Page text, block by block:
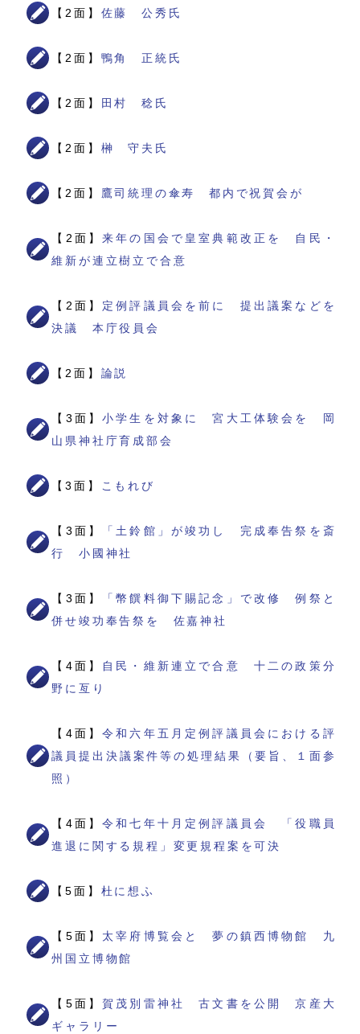
【2面】 佐藤 公秀氏
【2面】 鴨角 正統氏
【2面】 田村 稔氏
【2面】 榊 守夫氏
【2面】 鷹司統理の傘寿 都内で祝賀会が
【2面】来年の国会で皇室典範改正を 自民・
維新が連立樹立で合意
【2面】 定例評議員会を前に 提出議案などを
決議 本庁役員会
【2面】 論説
【3面】小学生を対象に 宮大工体験会を 岡
山県神社庁育成部会
【3面】 こもれび
【3面】
「土鈴館」が竣功し 完成奉告祭を斎
行 小國神社
【3面】
「幣饌料御下賜記念」で改修 例祭と
併せ竣功奉告祭を 佐嘉神社
【4面】
自民・維新連立で合意 十二の政策分
野に亙り
【4面】令和六年五月定例評議員会における評
議員提出決議案件等の処理結果（要旨、１面参
照）
【4面】令和七年十月定例評議員会 「役職員
進退に関する規程」変更規程案を可決
【5面】 杜に想ふ
【5面】 太宰府博覧会と 夢の鎮西博物館 九
州国立博物館
【5面】賀茂別雷神社 古文書を公開 京産大
ギャラリー